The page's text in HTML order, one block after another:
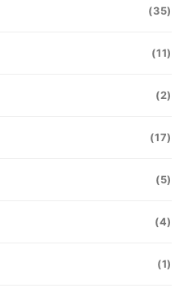
(35)
(11)
(2)
(17)
(5)
(4)
(1)